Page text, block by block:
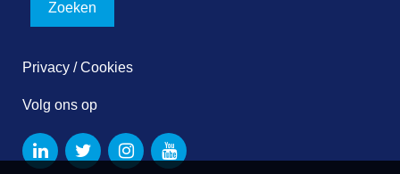
Privacy / Cookies
Volg ons op